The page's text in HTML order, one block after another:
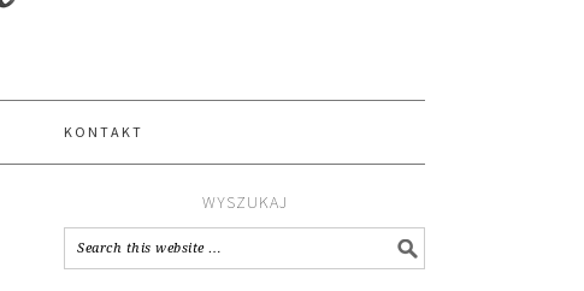
KONTAKT
WYSZUKAJ